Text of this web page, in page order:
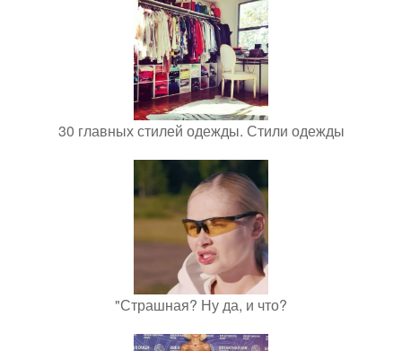
30 главных стилей одежды. Стили одежды
"Страшная? Ну да, и что?